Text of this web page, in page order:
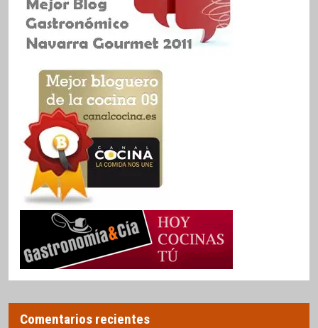
Comentarios recientes